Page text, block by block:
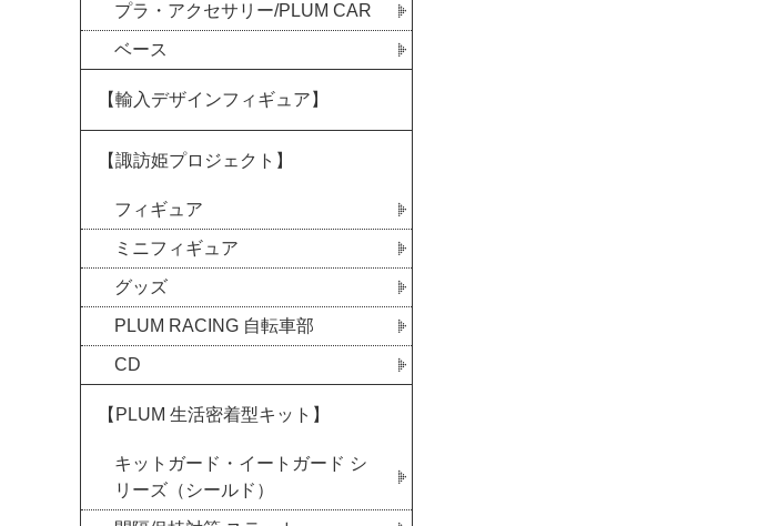
プラ・アクセサリー/PLUM CAR
ベース
【輸入デザインフィギュア】
【諏訪姫プロジェクト】
フィギュア
ミニフィギュア
グッズ
PLUM RACING 自転車部
CD
【PLUM 生活密着型キット】
キットガード・イートガード シ
リーズ（シールド）